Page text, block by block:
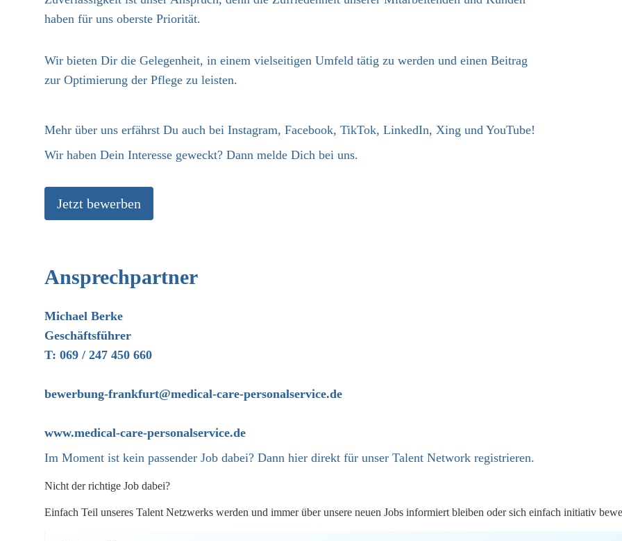
haben für uns oberste Priorität.
Wir bieten Dir die Gelegenheit, in einem vielseitigen Umfeld tätig zu werden und einen Beitrag
zur Optimierung der Pflege zu leisten.
Mehr über uns erfährst Du auch bei Instagram, Facebook, TikTok, LinkedIn, Xing und YouTube!
Wir haben Dein Interesse geweckt? Dann melde Dich bei uns.
Jetzt bewerben
Ansprechpartner
Michael Berke
Geschäftsführer
T: 069 / 247 450 660
bewerbung-frankfurt@medical-care-personalservice.de
www.medical-care-personalservice.de
Im Moment ist kein passender Job dabei? Dann hier direkt für unser Talent Network registrieren.
Nicht der richtige Job dabei?
Einfach Teil unseres Talent Netzwerks werden und immer über unsere neuen Jobs informiert bleiben oder sich einfach initiativ